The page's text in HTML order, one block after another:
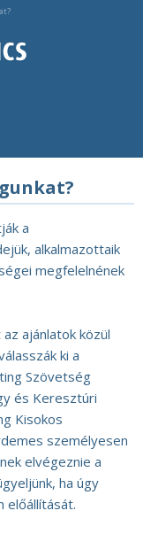
a
alkalmazottaik
megfelelnének
ajánlatok közül
ki a
Szövetség
és Keresztúri
Kisokos
személyesen
elvégeznie a
ha úgy
előállítását.